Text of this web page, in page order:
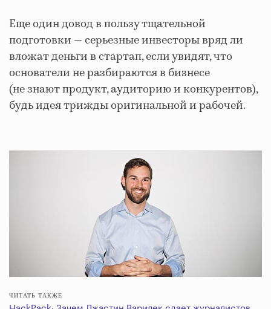
Еще один довод в пользу тщательной
подготовки — серьезные инвесторы вряд ли
вложат деньги в стартап, если увидят, что
основатели не разбираются в бизнесе
(не знают продукт, аудиторию и конкурентов),
будь идея трижды оригинальной и рабочей.
ЧИТАТЬ ТАКЖЕ